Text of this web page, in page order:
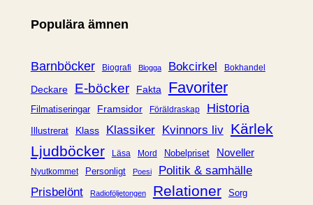
g
r
i
Populära ämnen
Barnböcker Biografi Blogga Bokcirkel Bokhandel
Deckare E-böcker Fakta Favoriter
Filmatiseringar Framsidor Föräldraskap Historia
Illustrerat Klass Klassiker Kvinnors liv Kärlek
Ljudböcker
Läsa Mord Nobelpriset Noveller
Nyutkommet Personligt Poesi
Politik & samhälle
Prisbelönt
Radioföljetongen Relationer Sorg